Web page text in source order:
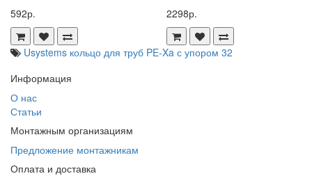
592р.
2298р.
Usystems кольцо для труб PE-Xa с упором 32
Информация
О нас
Статьи
Монтажным организациям
Предложение монтажникам
Оплата и доставка